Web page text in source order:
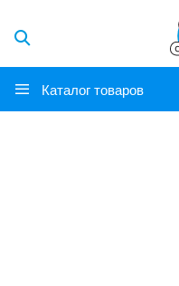
Каталог товаров